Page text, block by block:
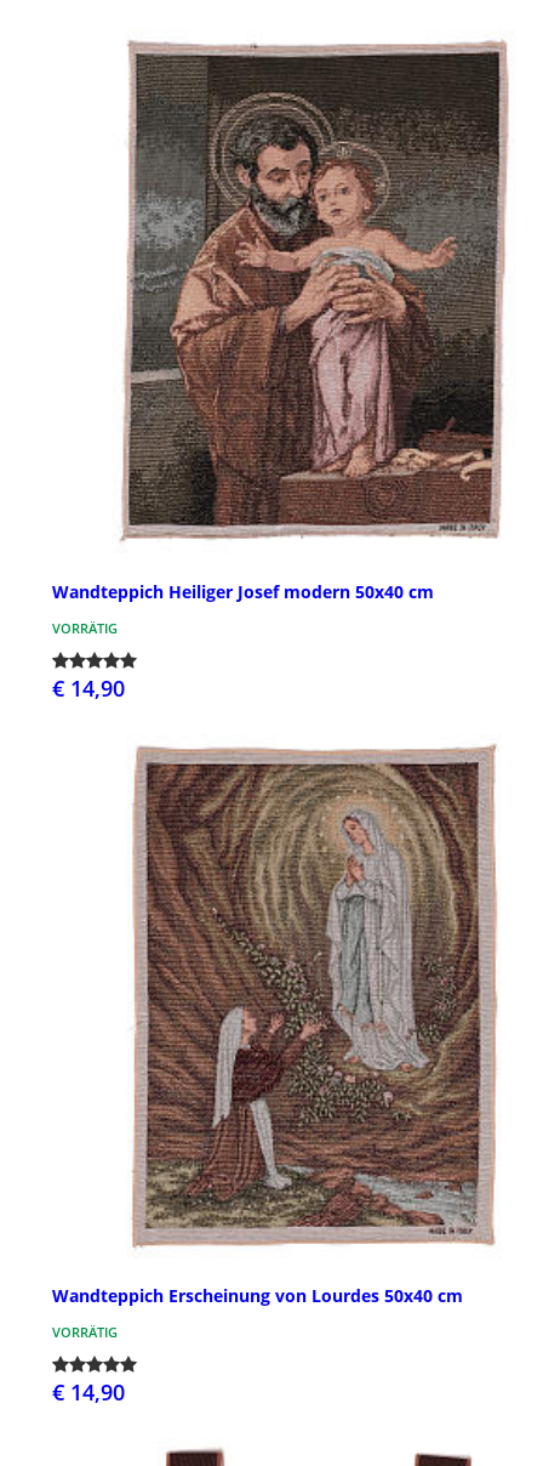
Wandteppich Heiliger Josef modern 50x40 cm
VORRÄTIG
€ 14,90
Wandteppich Erscheinung von Lourdes 50x40 cm
VORRÄTIG
€ 14,90